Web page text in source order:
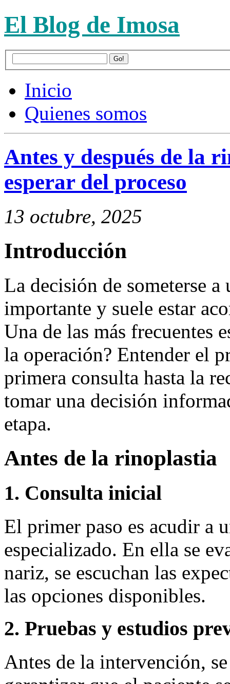
El Blog de Imosa
Inicio
Quienes somos
Antes y después de la
esperar del proceso
13 octubre, 2025
Introducción
La decisión de someterse a
importante y suele estar
Una de las más frecuentes
la operación? Entender el
primera consulta hasta la
tomar una decisión
etapa.
Antes de la rinoplastia
1. Consulta inicial
El primer paso es acudir a
especializado. En ella se
nariz, se escuchan las
las opciones disponibles.
2. Pruebas y estudios
Antes de la intervención,